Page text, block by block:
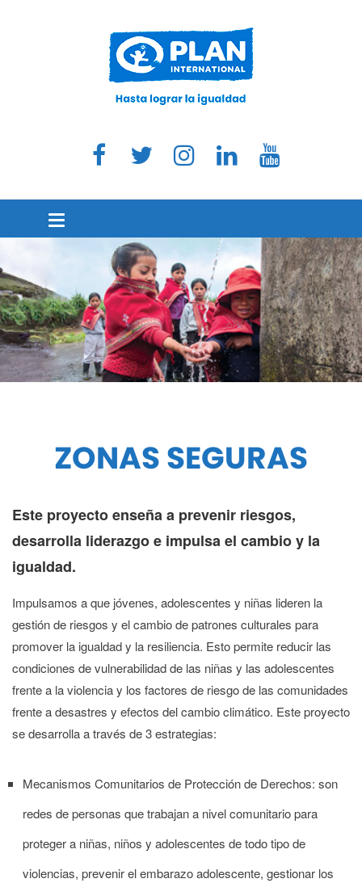
ZONAS SEGURAS
Este proyecto enseña a prevenir riesgos,
desarrolla liderazgo e impulsa el cambio y la
igualdad.
Impulsamos a que jóvenes, adolescentes y niñas lideren la
gestión de riesgos y el cambio de patrones culturales para
promover la igualdad y la resiliencia. Esto permite reducir las
condiciones de vulnerabilidad de las niñas y las adolescentes
frente a la violencia y los factores de riesgo de las comunidades
frente a desastres y efectos del cambio climático. Este proyecto
se desarrolla a través de 3 estrategias:
Mecanismos Comunitarios de Protección de Derechos: son
redes de personas que trabajan a nivel comunitario para
proteger a niñas, niños y adolescentes de todo tipo de
violencias, prevenir el embarazo adolescente, gestionar los